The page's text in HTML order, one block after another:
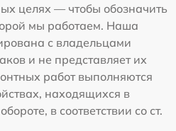
целях — чтобы обозначить
мы работаем. Наша
с владельцами
и не представляет их
работ выполняются
находящихся в
в соответствии со ст.